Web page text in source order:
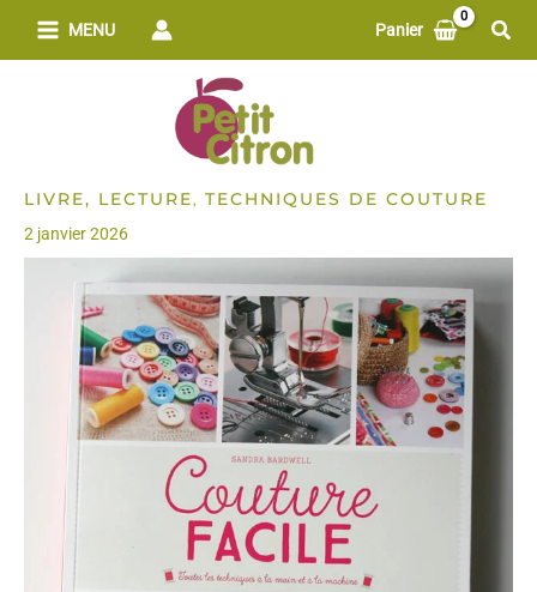
MENU Panier
LIVRE, LECTURE, TECHNIQUES DE COUTURE
2 janvier 2026